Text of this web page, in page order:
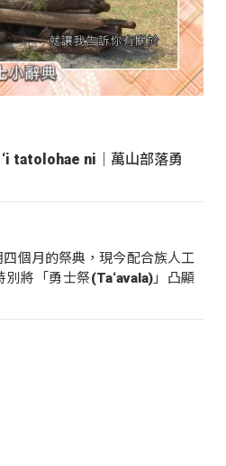
‘i tatolohae ni｜萬山部落勇
個月的祭典，現今配合族人工
將「勇士祭(Ta‘avala)」凸顯